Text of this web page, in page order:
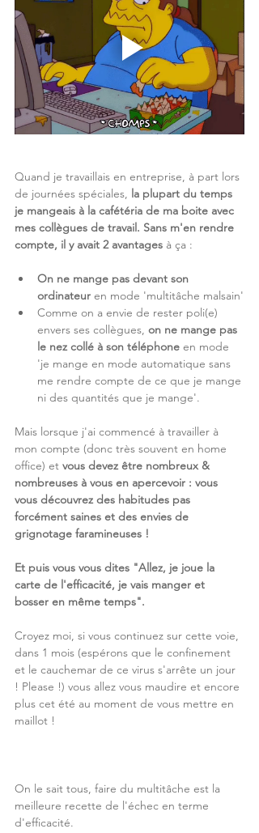
Quand je travaillais en entreprise, à part lors
de journées spéciales, la plupart du temps
je mangeais à la cafétéria de ma boite avec
mes collègues de travail. Sans m'en rendre
compte, il y avait 2 avantages à ça :
On ne mange pas devant son
ordinateur en mode 'multitâche malsain'
Comme on a envie de rester poli(e)
envers ses collègues, on ne mange pas
le nez collé à son téléphone en mode
'je mange en mode automatique sans
me rendre compte de ce que je mange
ni des quantités que je mange'.
Mais lorsque j'ai commencé à travailler à
mon compte (donc très souvent en home
office) et vous devez être nombreux &
nombreuses à vous en apercevoir : vous
vous découvrez des habitudes pas
forcément saines et des envies de
grignotage faramineuses !
Et puis vous vous dites "Allez, je joue la
carte de l'efficacité, je vais manger et
bosser en même temps".
Croyez moi, si vous continuez sur cette voie,
dans 1 mois (espérons que le confinement
et le cauchemar de ce virus s'arrête un jour
! Please !) vous allez vous maudire et encore
plus cet été au moment de vous mettre en
maillot !
On le sait tous, faire du multitâche est la
meilleure recette de l'échec en terme
d'efficacité.